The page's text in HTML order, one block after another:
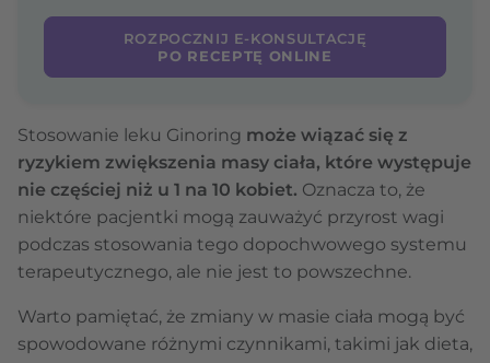
ROZPOCZNIJ E-KONSULTACJĘ
PO RECEPTĘ ONLINE
Stosowanie leku Ginoring może wiązać się z
ryzykiem zwiększenia masy ciała, które występuje
nie częściej niż u 1 na 10 kobiet. Oznacza to, że
niektóre pacjentki mogą zauważyć przyrost wagi
podczas stosowania tego dopochwowego systemu
terapeutycznego, ale nie jest to powszechne.
Warto pamiętać, że zmiany w masie ciała mogą być
spowodowane różnymi czynnikami, takimi jak dieta,